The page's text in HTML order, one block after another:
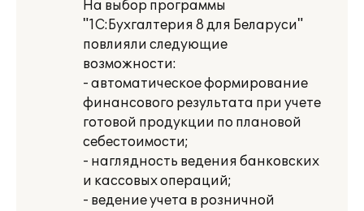
На выбор программы
"1С:Бухгалтерия 8 для Беларуси"
повлияли следующие
возможности:
- автоматическое формирование
финансового результата при учете
готовой продукции по плановой
себестоимости;
- наглядность ведения банковских
и кассовых операций;
- ведение учета в розничной